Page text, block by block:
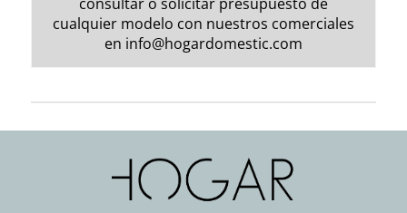
cualquier modelo con nuestros comerciales
en info@hogardomestic.com